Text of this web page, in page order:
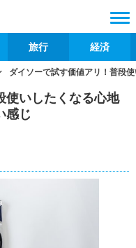
旅行 経済
ダイソーで試す価値アリ！普段
使いしたくなる心地
感じ